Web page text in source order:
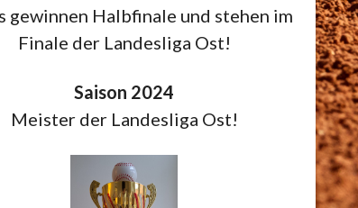
gewinnen Halbfinale und stehen im
Finale der Landesliga Ost!
Saison 2024
Meister der Landesliga Ost!